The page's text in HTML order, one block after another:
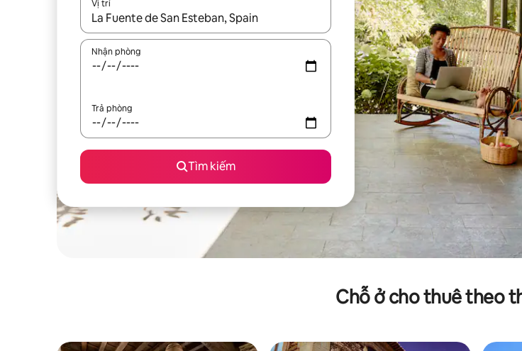
Vị trí
Khi có kết quả, hãy điều hướng bằng phím mũi tên lên và xuống hoặc khám phá bằng các
Nhận phòng
Trả phòng
Tìm kiếm
Chỗ ở cho thuê theo